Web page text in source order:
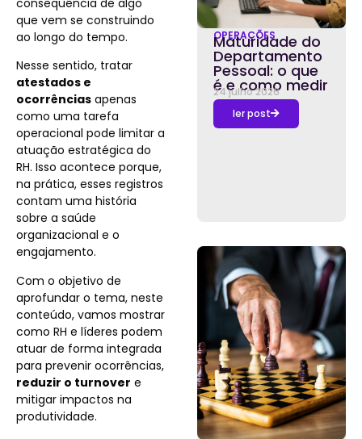
consequência de algo
que vem se construindo
ao longo do tempo.
Nesse sentido, tratar
atestados e
ocorrências apenas
como uma tarefa
operacional pode limitar a
atuação estratégica do
RH. Isso acontece porque,
na prática, esses registros
contam uma história
sobre a saúde
organizacional e o
engajamento.
Com o objetivo de
aprofundar o tema, neste
conteúdo, vamos mostrar
como RH e líderes podem
atuar de forma integrada
para prevenir ocorrências,
reduzir o turnover e
mitigar impactos na
produtividade.
OPERAÇÕES
Maturidade do
Departamento
Pessoal: o que
é e como medir
24 julho 2026
ler post